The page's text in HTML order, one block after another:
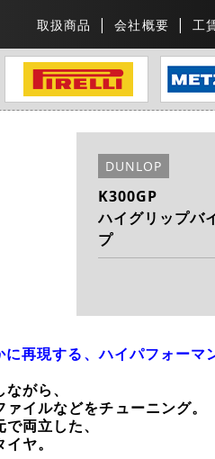
取扱商品 会社概要 工
DUNLOP
K300GP
ハイグリップバ
プ
再現する、ハイパフォーマ
がら、
イルなどをチューニング。
両立した、
ヤ。